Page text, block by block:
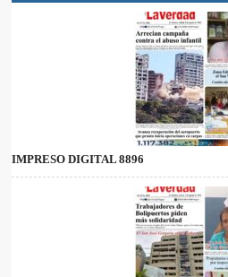
IMPRESO DIGITAL 8896